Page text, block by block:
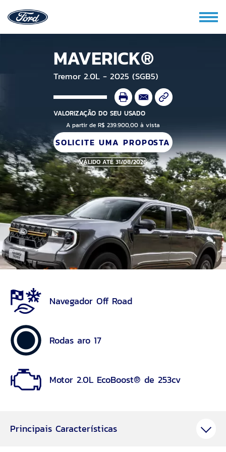
MAVERICK®
Tremor 2.0L - 2025 (SGB5)
VALORIZAÇÃO DO SEU USADO
A partir de R$ 239.900,00 à vista
SOLICITE UMA PROPOSTA
VÁLIDO ATÉ 31/08/2026
Navegador Off Road
Rodas aro 17
Motor 2.0L EcoBoost® de 253cv
Principais Características